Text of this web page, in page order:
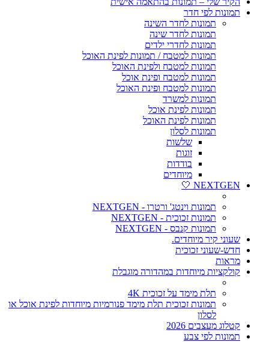
תמונות לפי חדר
תמונות לחדר השינה
תמונות לחדר שינה
תמונות לחדרי ילדים
תמונות למטבח / תמונות לפינת האוכל
תמונות למטבח ולפינת האוכל
תמונות למטבח ופינת אוכל
תמונות למטבח ופינת האוכל
תמונות למשרד
תמונות לפינת אוכל
תמונות לפינת האוכל
תמונות לסלון
שלשות
זוגות
בודדות
מיוחדים
NEXTGEN 🤍
תמונות וינטג' ורטרו - NEXTGEN
תמונות זכוכית - NEXTGEN
תמונות קנבס - NEXTGEN
שעוני קיר מיוחדים.
חדש-שעוני זכוכית
מראות
קולקציות מיוחדות במהדורה מוגבלת
תלת מימד על זכוכית 4K
תמונות זכוכית תלת מימד פנורמיות מיוחדות לפינת אוכל או
לסלון
קטלוג מעצבים 2026
תמונות לפי צבע